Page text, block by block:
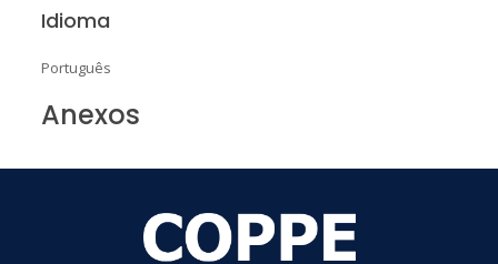
Idioma
Português
Anexos